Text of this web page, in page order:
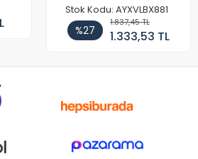
Stok Kodu: AYXVLBX881
%27
1.837,45 TL
1.333,53 TL